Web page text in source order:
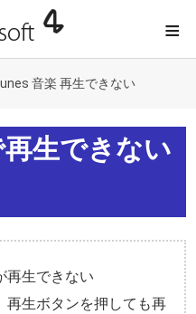
≡
音楽 再生できない
生できない
再生できない
再生ボタンを押しても再